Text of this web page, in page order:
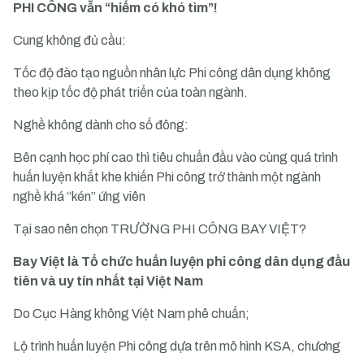
PHI CÔNG vẫn “hiếm có khó tìm”!
Cung không đủ cầu:
Tốc độ đào tạo nguồn nhân lực Phi công dân dụng không
theo kịp tốc độ phát triển của toàn ngành.
Nghề không dành cho số đông:
Bên cạnh học phí cao thì tiêu chuẩn đầu vào cùng quá trình
huấn luyện khắt khe khiến Phi công trở thành một ngành
nghề khá “kén” ứng viên
Tại sao nên chọn TRƯỜNG PHI CÔNG BAY VIỆT?
Bay Việt là Tổ chức huấn luyện phi công dân dụng đầu
tiên và uy tín nhất tại Việt Nam
Do Cục Hàng không Việt Nam phê chuẩn;
Lộ trình huấn luyện Phi công dựa trên mô hình KSA, chương